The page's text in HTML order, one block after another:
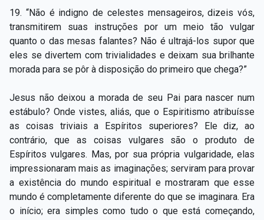
19. “Não é indigno de celestes mensageiros, dizeis vós,
transmitirem suas instruções por um meio tão vulgar
quanto o das mesas falantes? Não é ultrajá-los supor que
eles se divertem com trivialidades e deixam sua brilhante
morada para se pôr à disposição do primeiro que chega?”
Jesus não deixou a morada de seu Pai para nascer num
estábulo? Onde vistes, aliás, que o Espiritismo atribuísse
as coisas triviais a Espíritos superiores? Ele diz, ao
contrário, que as coisas vulgares são o produto de
Espíritos vulgares. Mas, por sua própria vulgaridade, elas
impressionaram mais as imaginações; serviram para provar
a existência do mundo espiritual e mostraram que esse
mundo é completamente diferente do que se imaginara. Era
o início; era simples como tudo o que está começando,